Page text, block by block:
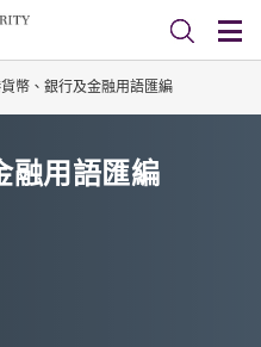
幣、銀行及金融用語匯編
融用語匯編